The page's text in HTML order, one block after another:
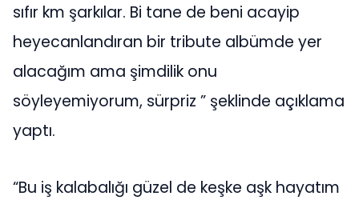
sıfır km şarkılar. Bi tane de beni acayip
heyecanlandıran bir tribute albümde yer
alacağım ama şimdilik onu
söyleyemiyorum, sürpriz ” şeklinde açıklama
yaptı.
“Bu iş kalabalığı güzel de keşke aşk hayatım